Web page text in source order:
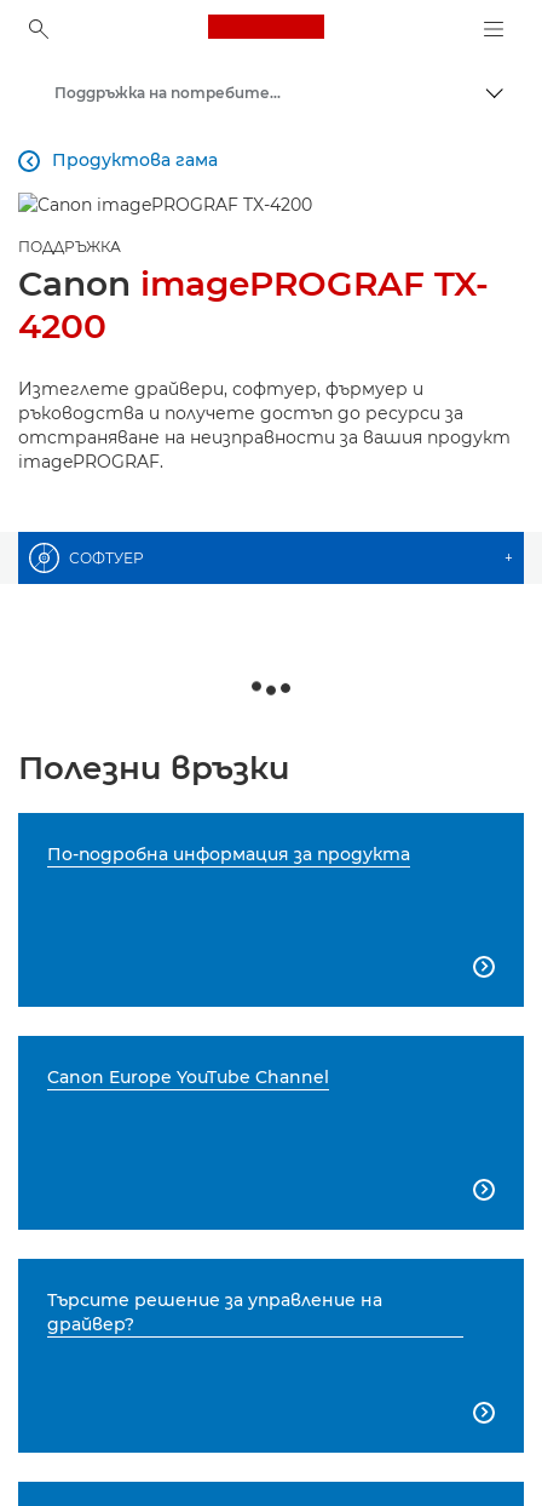
Canon Logo, back to
Поддръжка на потребителски продукти
Продуктова гама

ПОДДРЪЖКА
Canon imagePROGRAF TX-
4200
Изтеглете драйвери, софтуер, фърмуер и
ръководства и получете достъп до ресурси за
отстраняване на неизправности за вашия продукт
imagePROGRAF.
СОФТУЕР +
Полезни връзки
По-подробна информация за продукта

Canon Europe YouTube Channel

Търсите решение за управление на
драйвер?
